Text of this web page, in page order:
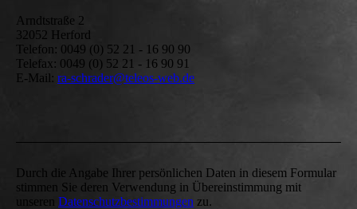
Arndtstraße 2
32052 Herford
Telefon: 0049 (0) 52 21 - 16 90 90
Telefax: 0049 (0) 52 21 - 16 90 91
E-Mail: ra-schrader@teleos-web.de
Durch die Angabe Ihrer persönlichen Daten in diesem Formular
stimmen Sie deren Verwendung in Übereinstimmung mit
unseren Datenschutzbestimmungen zu.